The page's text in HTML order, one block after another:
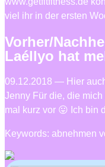
viel ihr in der ersten
Vorher/
Laéllyo hat
09.12.2018 — Hier
Jenny Für die, die
mal kurz vor 😛 Ich bin
Keywords: abnehmen